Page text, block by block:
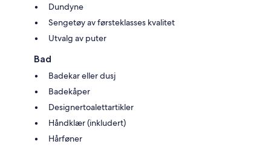
Dundyne
Sengetøy av førsteklasses kvalitet
Utvalg av puter
Bad
Badekar eller dusj
Badekåper
Designertoalettartikler
Håndklær (inkludert)
Hårføner